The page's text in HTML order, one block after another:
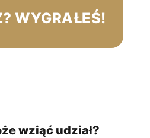
WYGRAŁEŚ!
wziąć udział?